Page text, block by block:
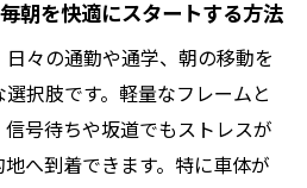
朝を快適にスタートする方法
々の通勤や通学、朝の移動を
択肢です。軽量なフレームと
号待ちや坂道でもストレスが
へ到着できます。特に車体が